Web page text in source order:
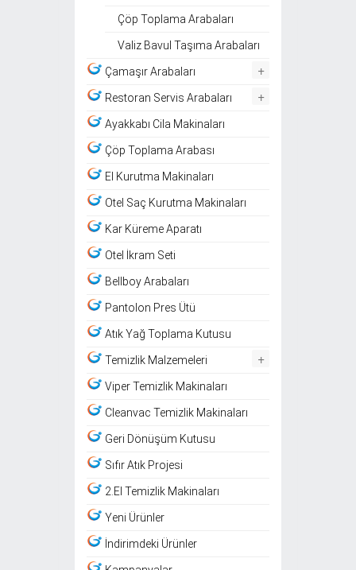
Çöp Toplama Arabaları
Valiz Bavul Taşıma Arabaları
Çamaşır Arabaları +
Restoran Servis Arabaları +
Ayakkabı Cila Makinaları
Çöp Toplama Arabası
El Kurutma Makinaları
Otel Saç Kurutma Makinaları
Kar Küreme Aparatı
Otel İkram Seti
Bellboy Arabaları
Pantolon Pres Ütü
Atık Yağ Toplama Kutusu
Temizlik Malzemeleri +
Viper Temizlik Makinaları
Cleanvac Temizlik Makinaları
Geri Dönüşüm Kutusu
Sıfır Atık Projesi
2.El Temizlik Makinaları
Yeni Ürünler
İndirimdeki Ürünler